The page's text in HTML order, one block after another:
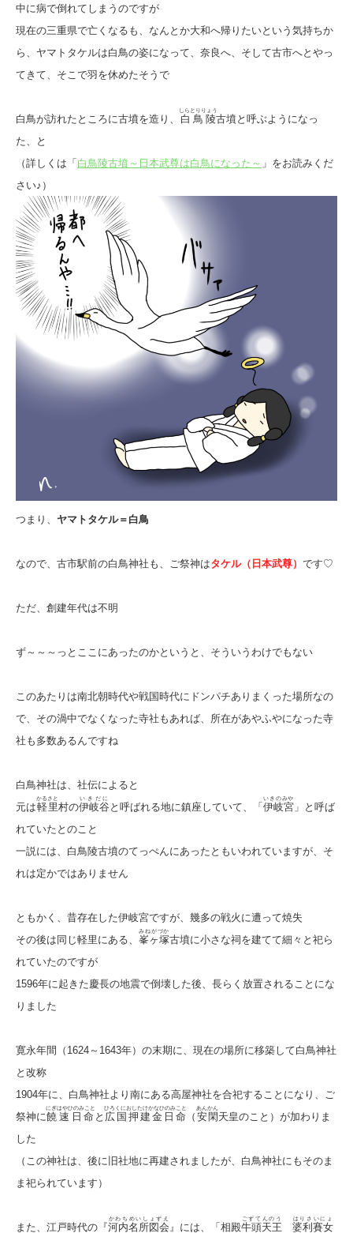
中に病で倒れてしまうのですが
現在の三重県で亡くなるも、なんとか大和へ帰りたいという気持ちか
ら、ヤマトタケルは白鳥の姿になって、奈良へ、そして古市へとやっ
てきて、そこで羽を休めたそうで
白鳥が訪れたところに古墳を造り、 白鳥陵
しらとりりょう
古墳と呼ぶようになっ
た、と
（詳しくは「 白鳥陵古墳～日本武尊は白鳥になった～ 」をお読みくだ
さい♪）
つまり、 ヤマトタケル＝白鳥
なので、古市駅前の白鳥神社も、ご祭神はタケル（日本武尊） です♡
ただ、創建年代は不明
ず～～～っとここにあったのかというと、そういうわけでもない
このあたりは南北朝時代や戦国時代にドンパチありまくった場所なの
で、その渦中でなくなった寺社もあれば、所在があやふやになった寺
社も多数あるんですね
白鳥神社は、社伝によると
元は軽里
かるさと
村の伊岐谷
いきだに
と呼ばれる地に鎮座していて、「伊岐宮
いきのみや
」と呼ば
れていたとのこと
一説には、白鳥陵古墳のてっぺんにあったともいわれていますが、そ
れは定かではありません
ともかく、昔存在した伊岐宮ですが、幾多の戦火に遭って焼失
その後は同じ軽里にある、 峯ヶ塚
みねがづか
古墳に小さな祠を建てて細々と祀ら
れていたのですが
1596年に起きた慶長の地震で倒壊した後、長らく放置されることにな
りました
寛永年間（1624～1643年）の末期に、現在の場所に移築して白鳥神社
と改称
1904年に、白鳥神社より南にある高屋神社を合祀することになり、ご
祭神に饒速日命
にぎはやひのみこと
と 広国押建金日命
ひろくにおしたけかなひのみこと
（ 安閑
あんかん
天皇のこと）が加わりま
した
（この神社は、後に旧社地に再建されましたが、白鳥神社にもそのま
ま祀られています）
また、江戸時代の『河内名所図会
かわちめいしょずえ
』には、「相殿牛頭天王
ごずてんのう
婆利賽女
はりさいにょ